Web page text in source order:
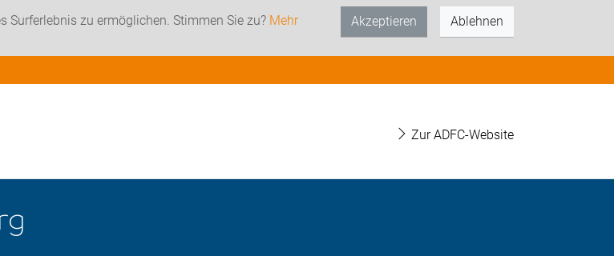
Surferlebnis zu ermöglichen. Stimmen Sie zu? Mehr
Akzeptieren Ablehnen
Zur ADFC-Website